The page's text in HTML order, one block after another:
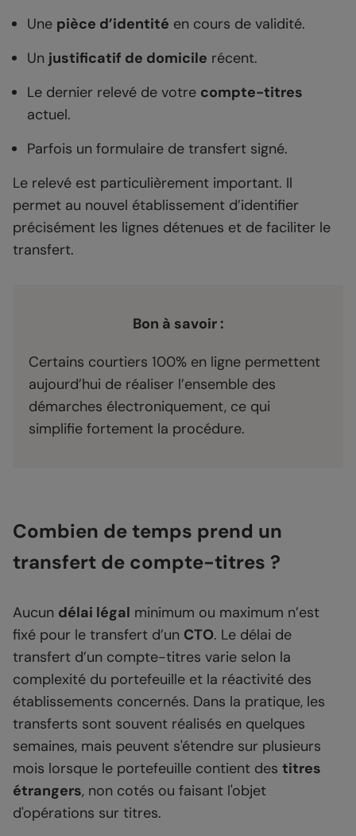
Une pièce d’identité en cours de validité.
Un justificatif de domicile récent.
Le dernier relevé de votre compte-titres
actuel.
Parfois un formulaire de transfert signé.
Le relevé est particulièrement important. Il
permet au nouvel établissement d’identifier
précisément les lignes détenues et de faciliter le
transfert.
Bon à savoir :
Certains courtiers 100% en ligne permettent
aujourd’hui de réaliser l’ensemble des
démarches électroniquement, ce qui
simplifie fortement la procédure.
Combien de temps prend un
transfert de compte-titres ?
Aucun délai légal minimum ou maximum n’est
fixé pour le transfert d’un CTO. Le délai de
transfert d’un compte-titres varie selon la
complexité du portefeuille et la réactivité des
établissements concernés. Dans la pratique, les
transferts sont souvent réalisés en quelques
semaines, mais peuvent s'étendre sur plusieurs
mois lorsque le portefeuille contient des titres
étrangers, non cotés ou faisant l'objet
d'opérations sur titres.